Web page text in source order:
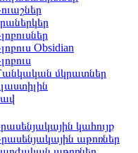
Obsidian
մկրատներ
կահույք
աթոռներ